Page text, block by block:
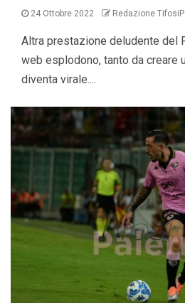
24 Ottobre 2022 Redazione
Altra prestazione deludente del
web esplodono, tanto da creare
diventa virale....